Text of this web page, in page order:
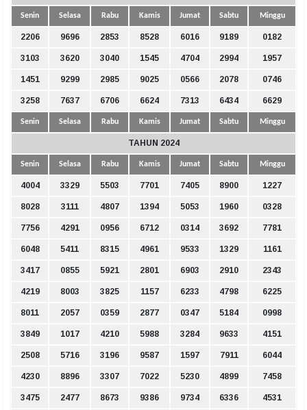
Senin Selasa Rabu Kamis Jumat Sabtu Minggu
2206 9696 2853 8528 6016 9189 0182
3103 3620 3040 1545 4704 2994 1957
1451 9299 2985 9025 0566 2078 0746
3258 7637 6706 6624 7313 6434 6629
Senin Selasa Rabu Kamis Jumat Sabtu Minggu
TAHUN 2024
Senin Selasa Rabu Kamis Jumat Sabtu Minggu
4004 3329 5503 7701 7405 8900 1227
8028 3111 4807 1394 5053 1960 0328
7756 4291 0956 6712 0314 3692 7781
6048 5411 8315 4961 9533 1329 1161
3417 0855 5921 2801 6903 2910 2343
4219 8003 3825 1157 6233 4798 6225
8011 2057 0359 2877 0347 5184 0998
3849 1017 4210 5988 3284 9633 4151
2508 5716 3196 9587 1597 7911 6044
4230 8896 3307 7022 5230 4899 7458
3475 2477 8673 9386 9734 6336 4531